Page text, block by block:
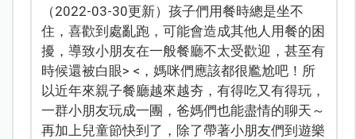
（2022-03-30更新）孩子們用餐時總是坐不
住，喜歡到處亂跑，可能會造成其他人用餐的困
擾，導致小朋友在一般餐廳不太受歡迎，甚至有
時候還被白眼> <，媽咪們應該都很尷尬吧！所
以近年來親子餐廳越來越夯，有得吃又有得玩，
一群小朋友玩成一團，爸媽們也能盡情的聊天～
再加上兒童節快到了，除了帶著小朋友們到遊樂